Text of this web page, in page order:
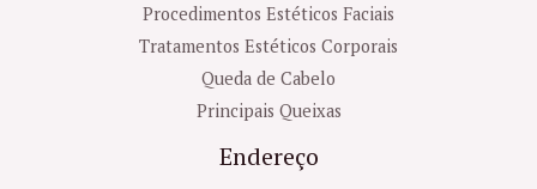
Procedimentos Estéticos Faciais
Tratamentos Estéticos Corporais
Queda de Cabelo
Principais Queixas
Endereço